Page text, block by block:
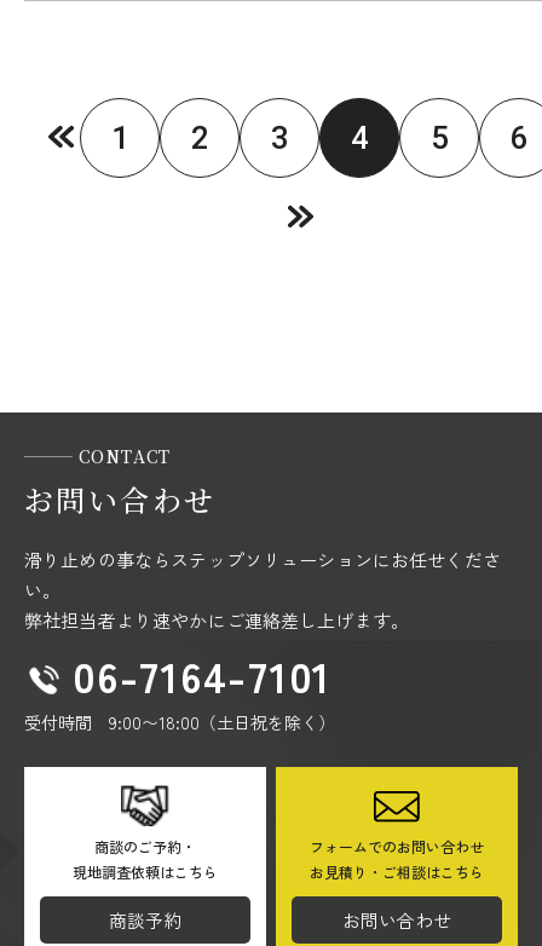
1 2 3 4 5 6
CONTACT
お問い合わせ
滑り止めの事ならステップソリューションにお任せくださ
い。
弊社担当者より速やかにご連絡差し上げます。
06-7164-7101
受付時間 9:00〜18:00（土日祝を除く）
商談のご予約・
現地調査依頼はこちら
商談予約
フォームでのお問い合わせ
お見積り・ご相談はこちら
お問い合わせ